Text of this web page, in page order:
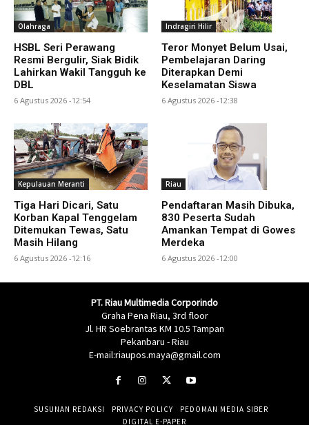
Olahraga
HSBL Seri Perawang
Resmi Bergulir, Siak Bidik
Lahirkan Wakil Tangguh ke
DBL
6 Agustus 2026 -12:54
Indragiri Hilir
Teror Monyet Belum Usai,
Pembelajaran Daring
Diterapkan Demi
Keselamatan Siswa
6 Agustus 2026 -12:38
Kepulauan Meranti
Tiga Hari Dicari, Satu
Korban Kapal Tenggelam
Ditemukan Tewas, Satu
Masih Hilang
6 Agustus 2026 -12:16
Riau
Pendaftaran Masih Dibuka,
830 Peserta Sudah
Amankan Tempat di Gowes
Merdeka
6 Agustus 2026 -12:00
PT. Riau Multimedia Corporindo
Graha Pena Riau, 3rd floor
Jl. HR Soebrantas KM 10.5 Tampan
Pekanbaru - Riau
E-mail:riaupos.maya@gmail.com
SUSUNAN REDAKSI PRIVACY POLICY
PEDOMAN MEDIA SIBER
DIGITAL E-PAPER